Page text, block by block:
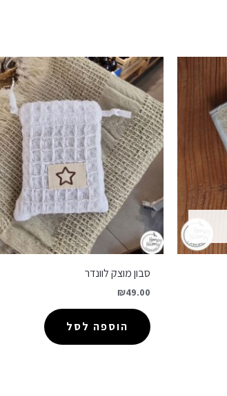
סבון מוצק לוונדר
₪49.00
הוספה לסל